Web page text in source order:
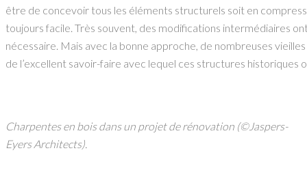
être de concevoir tous les éléments structurels soit en
toujours facile. Très souvent, des modifications intermédiaires
nécessaire. Mais avec la bonne approche, de nombreuses
de l’excellent savoir-faire avec lequel ces structures historiques
Charpentes en bois dans un projet de rénovation (©Jaspers-
Eyers Architects).